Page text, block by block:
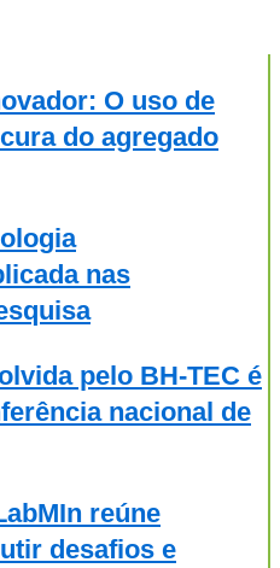
O uso de
do agregado
nas
pelo BH-TEC é
nacional de
reúne
desafios e